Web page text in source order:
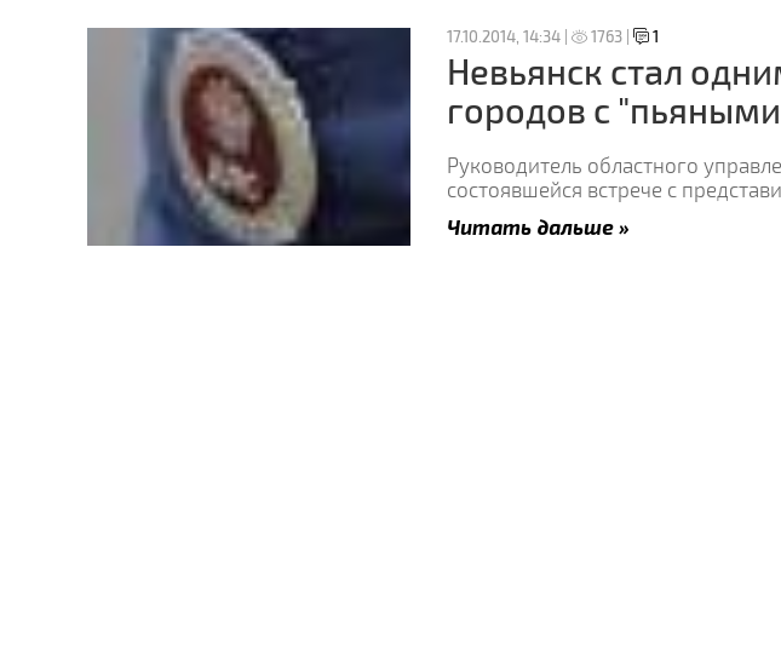
17.10.2014, 14:34 | 1763 | 1
Невьянск стал
городов с
Руководитель областного
состоявшейся встрече с
Читать дальше »